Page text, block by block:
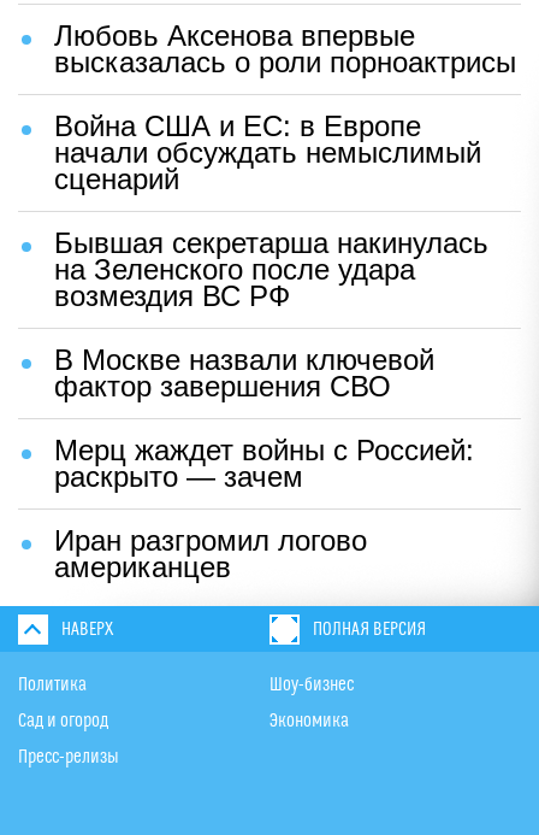
Любовь Аксенова впервые
высказалась о роли порноактрисы
Война США и ЕС: в Европе
начали обсуждать немыслимый
сценарий
Бывшая секретарша накинулась
на Зеленского после удара
возмездия ВС РФ
В Москве назвали ключевой
фактор завершения СВО
Мерц жаждет войны с Россией:
раскрыто — зачем
Иран разгромил логово
американцев
НАВЕРХ ПОЛНАЯ ВЕРСИЯ
Политика
Сад и огород
Пресс-релизы
Шоу-бизнес
Экономика